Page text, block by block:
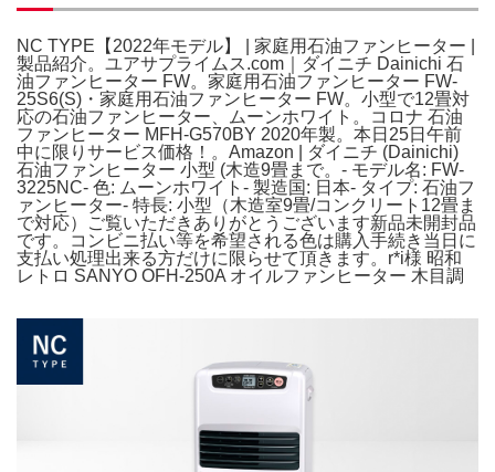
NC TYPE【2022年モデル】 | 家庭用石油ファンヒーター |
製品紹介。ユアサプライムス.com｜ダイニチ Dainichi 石
油ファンヒーター FW。家庭用石油ファンヒーター FW-
25S6(S)・家庭用石油ファンヒーター FW。小型で12畳対
応の石油ファンヒーター、ムーンホワイト。コロナ 石油
ファンヒーター MFH-G570BY 2020年製。本日25日午前
中に限りサービス価格！。Amazon | ダイニチ (Dainichi)
石油ファンヒーター 小型 (木造9畳まで。- モデル名: FW-
3225NC- 色: ムーンホワイト- 製造国: 日本- タイプ: 石油フ
ァンヒーター- 特長: 小型（木造室9畳/コンクリート12畳ま
で対応）ご覧いただきありがとうございます新品未開封品
です。コンビニ払い等を希望される色は購入手続き当日に
支払い処理出来る方だけに限らせて頂きます。r*i様 昭和
レトロ SANYO OFH-250A オイルファンヒーター 木目調